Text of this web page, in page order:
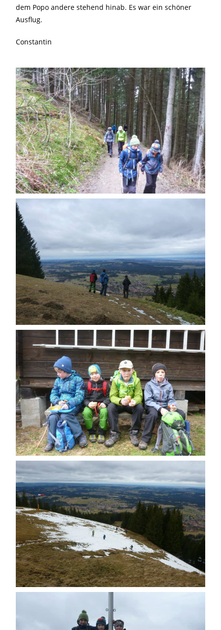
dem Popo andere stehend hinab. Es war ein schöner
Ausflug.
Constantin